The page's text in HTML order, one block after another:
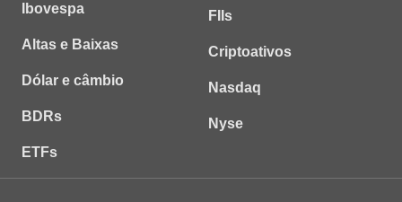
Ibovespa
Altas e Baixas
Dólar e câmbio
BDRs
ETFs
FIIs
Criptoativos
Nasdaq
Nyse